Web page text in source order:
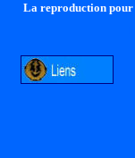
La reproduction pour